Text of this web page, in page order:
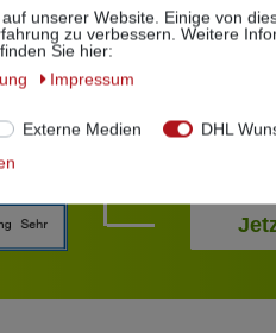
Geben
unserer Website. Einige von
zu verbessern. Weitere
Sie hier:
Impressum
Externe Medien DHL